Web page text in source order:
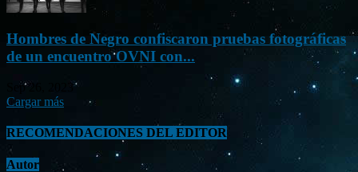
Hombres de Negro confiscaron pruebas fotográficas
de un encuentro OVNI con...
Sep 26, 2023
Cargar más
RECOMENDACIONES DEL EDITOR
Autor